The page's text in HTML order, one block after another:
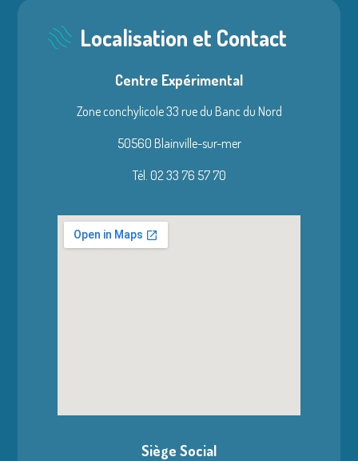
Localisation et Contact
Centre Expérimental
Zone conchylicole 33 rue du Banc du Nord
50560 Blainville-sur-mer
Tél. 02 33 76 57 70
Siège Social